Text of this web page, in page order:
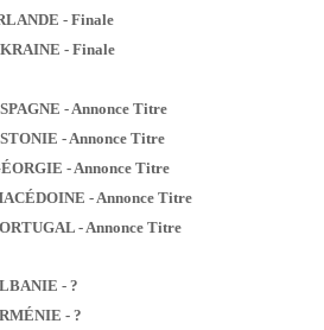
- Finale
- Finale
- Annonce Titre
- Annonce Titre
- Annonce Titre
- Annonce Titre
- Annonce Titre
- ?
- ?